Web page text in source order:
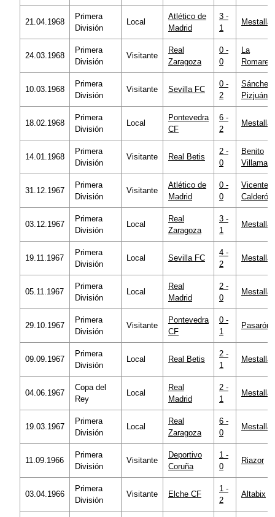
21.04.1968
Primera
División
Local
Atlético de
Madrid
3 -
1
Mestalla
24.03.1968
Primera
División
Visitante
Real
Zaragoza
0 -
0
La
10.03.1968
Primera
División
Visitante Sevilla FC
0 -
2
Sánchez
Pizjuán
18.02.1968
Primera
División
Local
Pontevedra
CF
6 -
2
Mestalla
14.01.1968
Primera
División
Visitante Real Betis
2 -
0
Benito
31.12.1967
Primera
División
Visitante
Atlético de
Madrid
0 -
0
Vicente
Calderón
03.12.1967
Primera
División
Local
Real
Zaragoza
3 -
1
Mestalla
19.11.1967
Primera
División
Local Sevilla FC
4 -
2
Mestalla
05.11.1967
Primera
División
Local
Real
Madrid
2 -
0
Mestalla
29.10.1967
Primera
División
Visitante
Pontevedra
CF
0 -
1
Pasarón
09.09.1967
Primera
División
Local Real Betis
2 -
1
Mestalla
04.06.1967
Copa del
Rey
Local
Real
Madrid
2 -
1
Mestalla
19.03.1967
Primera
División
Local
Real
Zaragoza
6 -
0
Mestalla
11.09.1966
Primera
División
Visitante
Deportivo
Coruña
1 -
0
Riazor
03.04.1966
Primera
División
Visitante Elche CF
1 -
2
Altabix